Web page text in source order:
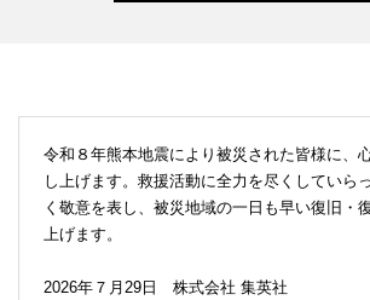
令和８年熊本地震により被災された皆様に、
し上げます。救援活動に全力を尽くしていら
く敬意を表し、被災地域の一日も早い復旧・
上げます。
2026年７月29日 株式会社 集英社